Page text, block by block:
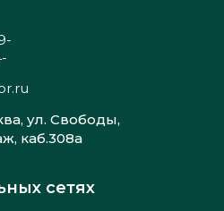
ул. Свободы,
каб.308а
сетях